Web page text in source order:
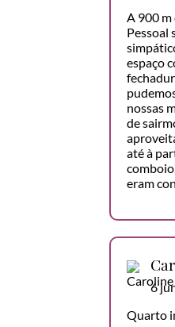
A 900 m
Pessoal
espaço
nossas
de
até à
eram
6
Quarto